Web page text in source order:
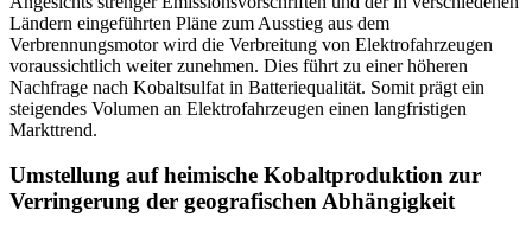
Ländern eingeführten Pläne zum Ausstieg aus dem
Verbrennungsmotor wird die Verbreitung von Elektrofahrzeugen
voraussichtlich weiter zunehmen. Dies führt zu einer höheren
Nachfrage nach Kobaltsulfat in Batteriequalität. Somit prägt ein
steigendes Volumen an Elektrofahrzeugen einen langfristigen
Markttrend.
Umstellung auf heimische Kobaltproduktion zur
Verringerung der geografischen Abhängigkeit